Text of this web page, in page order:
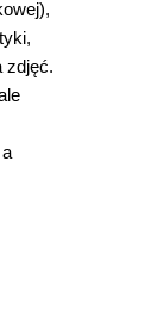
zdjęć.